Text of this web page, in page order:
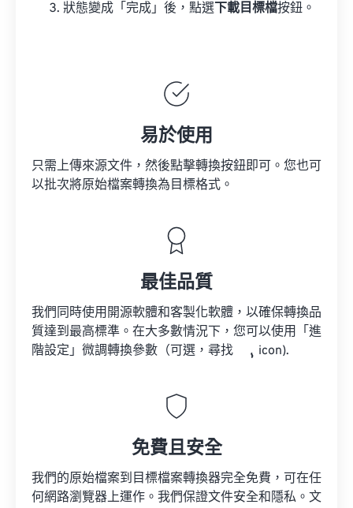
狀態變成「完成」後，點選 下載目標檔按鈕。
易於使用
只需上傳來源文件，然後點擊轉換按鈕即可。您也可
以批次將原始檔案轉換為目標格式。
最佳品質
我們同時使用開源軟體和客製化軟體，以確保轉換品
質達到最高標準。在大多數情況下，您可以使用「進
階設定」微調轉換參數（可選，尋找
icon).
免費且安全
我們的原始檔案到目標檔案轉換器完全免費，可在任
何網路瀏覽器上運作。我們保證文件安全和隱私。文